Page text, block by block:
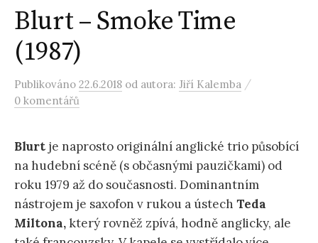
Blurt – Smoke Time
(1987)
Publikováno 22.6.2018 od autora: Jiří Kalemba /
0 komentářů
Blurt je naprosto originální anglické trio působící
na hudební scéně (s občasnými pauzičkami) od
roku 1979 až do současnosti. Dominantním
nástrojem je saxofon v rukou a ústech Teda
Miltona,který rovněž zpívá, hodně anglicky, ale